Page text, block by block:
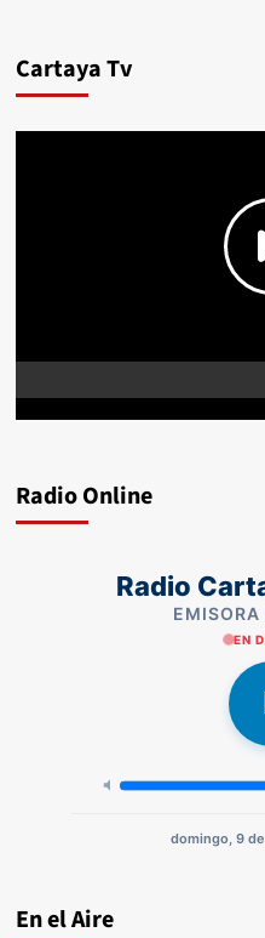
Cartaya Tv
Radio Online
Radio
EN
domingo, 9
En el Aire